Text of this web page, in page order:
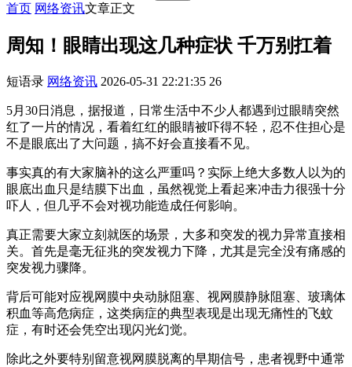
首页 网络资讯文章正文
周知！眼睛出现这几种症状 千万别扛着
短语录 网络资讯 2026-05-31 22:21:35 26
5月30日消息，据报道，日常生活中不少人都遇到过眼睛突然
红了一片的情况，看着红红的眼睛被吓得不轻，忍不住担心是
不是眼底出了大问题，搞不好会直接看不见。
事实真的有大家脑补的这么严重吗？实际上绝大多数人以为的
眼底出血只是结膜下出血，虽然视觉上看起来冲击力很强十分
吓人，但几乎不会对视功能造成任何影响。
真正需要大家立刻就医的场景，大多和突发的视力异常直接相
关。首先是毫无征兆的突发视力下降，尤其是完全没有痛感的
突发视力骤降。
背后可能对应视网膜中央动脉阻塞、视网膜静脉阻塞、玻璃体
积血等高危病症，这类病症的典型表现是出现无痛性的飞蚊
症，有时还会凭空出现闪光幻觉。
除此之外要特别留意视网膜脱离的早期信号，患者视野中通常